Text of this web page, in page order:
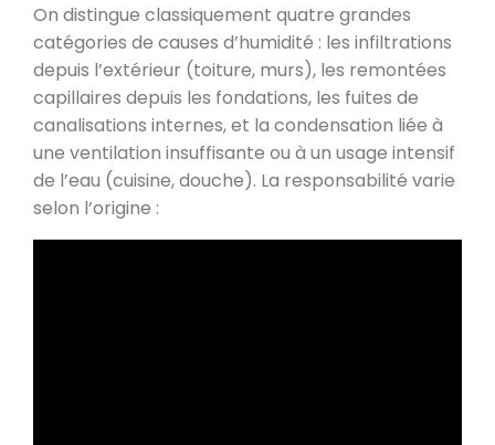
On distingue classiquement quatre grandes
catégories de causes d’humidité : les infiltrations
depuis l’extérieur (toiture, murs), les remontées
capillaires depuis les fondations, les fuites de
canalisations internes, et la condensation liée à
une ventilation insuffisante ou à un usage intensif
de l’eau (cuisine, douche). La responsabilité varie
selon l’origine :